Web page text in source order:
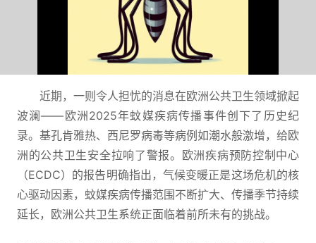
近期，一则令人担忧的消息在欧洲公共卫生领域掀起
波澜——欧洲2025年蚊媒疾病传播事件创下了历史纪
录。基孔肯雅热、西尼罗病毒等病例如潮水般激增，给欧
洲的公共卫生安全拉响了警报。欧洲疾病预防控制中心
（ECDC）的报告明确指出，气候变暖正是这场危机的核
心驱动因素，蚊媒疾病传播范围不断扩大、传播季节持续
延长，欧洲公共卫生系统正面临着前所未有的挑战。